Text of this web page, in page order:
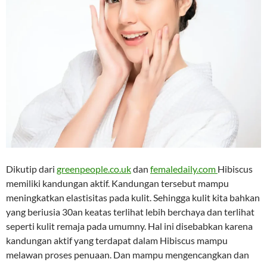
Dikutip dari greenpeople.co.ukdan femaledaily.com Hibiscus
memiliki kandungan aktif. Kandungan tersebut mampu
meningkatkan elastisitas pada kulit. Sehingga kulit kita bahkan
yang beriusia 30an keatas terlihat lebih berchaya dan terlihat
seperti kulit remaja pada umumny. Hal ini disebabkan karena
kandungan aktif yang terdapat dalam Hibiscus mampu
melawan proses penuaan. Dan mampu mengencangkan dan